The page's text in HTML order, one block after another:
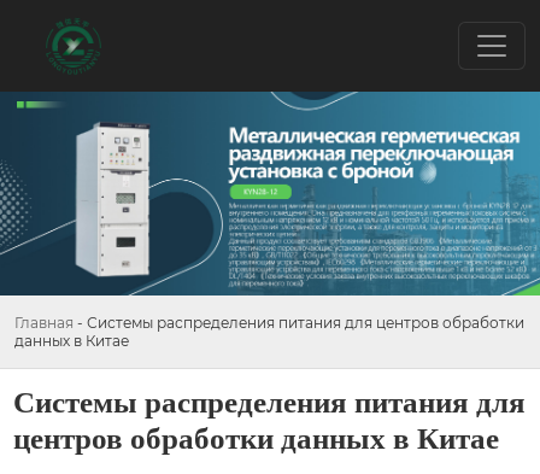
Главная - Системы распределения питания для центров обработки
данных в Китае
Системы распределения питания для
центров обработки данных в Китае